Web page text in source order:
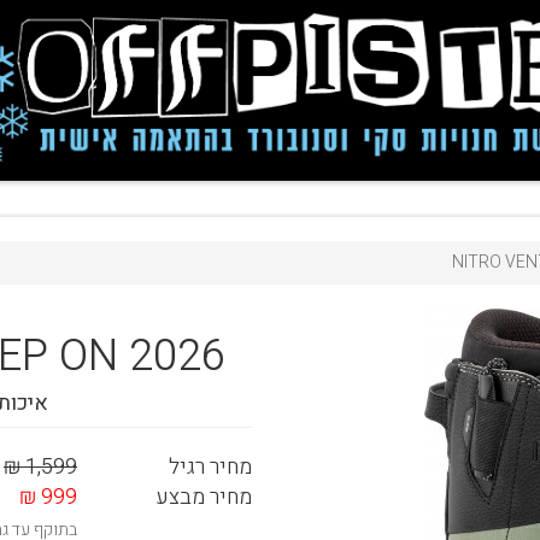
NITRO
ON 2026
מחיר רגיל
1,599 ₪
מחיר מבצע
999 ₪
בתוקף עד